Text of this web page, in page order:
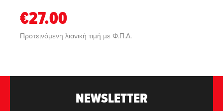
€27.00
Προτεινόμενη λιανική τιμή με Φ.Π.Α.
NEWSLETTER